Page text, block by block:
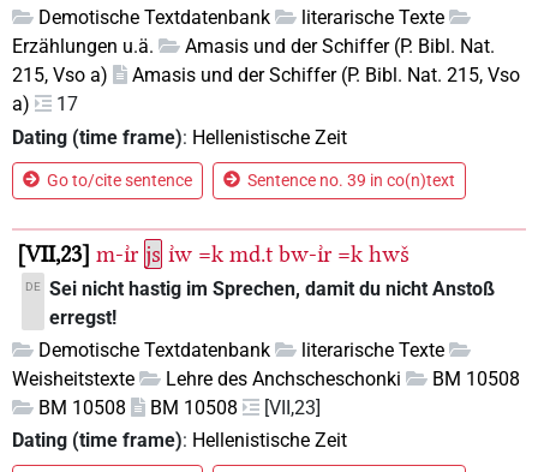
Demotische Textdatenbank
literarische Texte
Erzählungen u.ä.
Amasis und der Schiffer (P. Bibl. Nat.
215, Vso a)
Amasis und der Schiffer (P. Bibl. Nat. 215, Vso
a)
17
Dating (time frame): Hellenistische Zeit
Go to/cite sentence Sentence no. 39 in co(n)text
VII,23 m-ı͗r js ı͗w =k md.t bw-ı͗r =k hwš
DE Sei nicht hastig im Sprechen, damit du nicht Anstoß
erregst!
Demotische Textdatenbank
literarische Texte
Weisheitstexte
Lehre des Anchscheschonki
BM 10508
BM 10508
BM 10508
[VII,23]
Dating (time frame): Hellenistische Zeit